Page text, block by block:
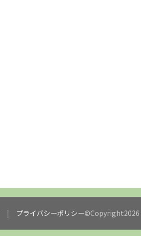
プライバシーポリシー©Copyright2026